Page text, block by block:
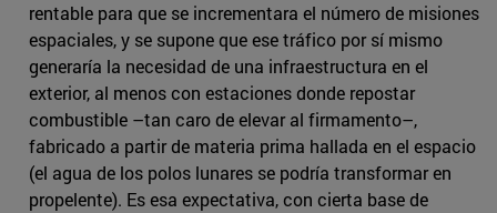
rentable para que se incrementara el número de misiones
espaciales, y se supone que ese tráfico por sí mismo
generaría la necesidad de una infraestructura en el
exterior, al menos con estaciones donde repostar
combustible –tan caro de elevar al firmamento–,
fabricado a partir de materia prima hallada en el espacio
(el agua de los polos lunares se podría transformar en
propelente). Es esa expectativa, con cierta base de